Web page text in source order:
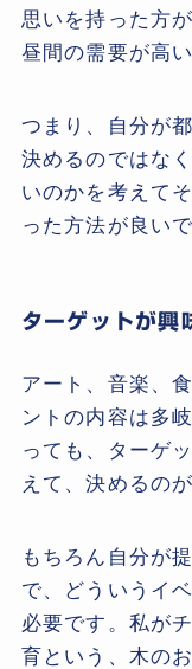
思いを持った方
昼間の需要が高
つまり、自分が
決めるのではな
いのかを考えて
った方法が良い
ターゲットが興
アート、音楽、
ントの内容は多
っても、ターゲ
えて、決めるの
もちろん自分が
で、どういうイ
必要です。私が
育という、木の